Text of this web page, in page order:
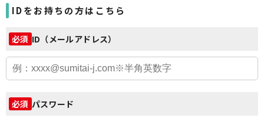
IDをお持ちの方はこちら
必須 ID（メールアドレス）
必須 パスワード